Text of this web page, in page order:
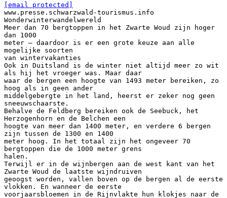
[email protected]
www.presse.schwarzwald-tourismus.info
Wonderwinterwandelwereld
Meer dan 70 bergtoppen in het Zwarte Woud zijn hoger
dan 1000
meter – daardoor is er een grote keuze aan alle
mogelijke soorten
van wintervakanties
Ook in Duitsland is de winter niet altijd meer zo wit
als hij het vroeger was. Maar daar
waar de bergen een hoogte van 1493 meter bereiken, zo
hoog als in geen ander
middelgebergte in het land, heerst er zeker nog geen
sneeuwschaarste.
Behalve de Feldberg bereiken ook de Seebuck, het
Herzogenhorn en de Belchen een
hoogte van meer dan 1400 meter, en verdere 6 bergen
zijn tussen de 1300 en 1400
meter hoog. In het totaal zijn het ongeveer 70
bergtoppen die de 1000 meter grens
halen.
Terwijl er in de wijnbergen aan de west kant van het
Zwarte Woud de laatste wijndruiven
geoogst worden, vallen boven op de bergen al de eerste
vlokken. En wanneer de eerste
voorjaarsbloemen in de Rijnvlakte hun klokjes naar de